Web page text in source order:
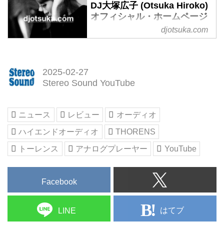
DJ大塚広子 (Otsuka Hiroko)
オフィシャル・ホームページ
大塚 広子（DJ/音楽ライター/プロ
クミュージックの音源発掘から、
djotsuka.com
2025-02-27
Stereo Sound YouTube
ニュース レビュー
オーディオ
ハイエンドオーディオ
THORENS
トーレンス
アナログプレーヤー YouTube
Facebook
LINE はてブ